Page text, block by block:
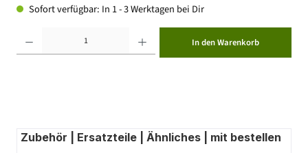
Sofort verfügbar: In 1 - 3 Werktagen bei Dir
In den Warenkorb
Zubehör | Ersatzteile | Ähnliches | mit bestellen